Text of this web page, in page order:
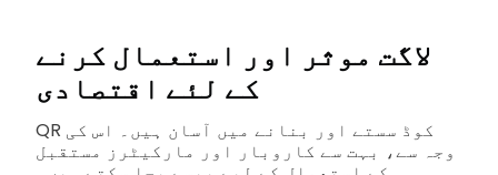
لاگت موثر اور استعمال کرنے
کے لئے اقتصادی
QR کوڈ سستے اور بنانے میں آسان ہیں۔ اس کی
وجہ سے، بہت سے کاروبار اور مارکیٹرز مستقبل